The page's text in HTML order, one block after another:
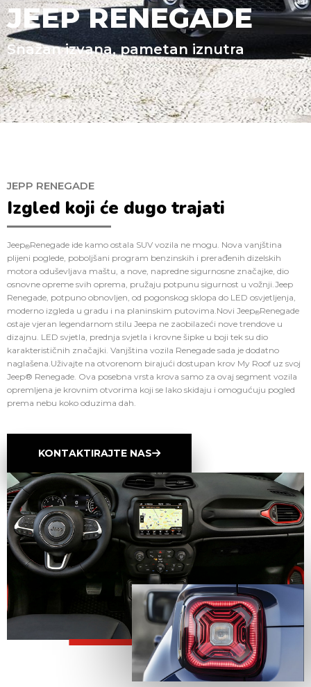
JEEP RENEGADE
Snažan izvana, pametan iznutra
JEPP RENEGADE
Izgled koji će dugo trajati
Jeep®Renegade ide kamo ostala SUV vozila ne mogu. Nova vanjština
plijeni poglede, poboljšani program benzinskih i prerađenih dizelskih
motora oduševljava maštu, a nove, napredne sigurnosne značajke, dio
osnovne opreme svih oprema, pružaju potpunu sigurnost u vožnji.Jeep
Renegade, potpuno obnovljen, od pogonskog sklopa do LED osvjetljenja,
moderno izgleda u gradu i na planinskim putovima.Novi Jeep®Renegade
ostaje vjeran legendarnom stilu Jeepa ne zaobilazeći nove trendove u
dizajnu. LED svjetla, prednja svjetla i krovne šipke u boji tek su dio
karakterističnih značajki. Vanjština vozila Renegade sada je dodatno
naglašena.Uživajte na otvorenom birajući dostupan krov My Roof uz svoj
Jeep® Renegade. Ova posebna vrsta krova samo za ovaj segment vozila
opremljena je krovnim otvorima koji se lako skidaju i omogućuju pogled
prema nebu koko oduzima dah.
KONTAKTIRAJTE NAS